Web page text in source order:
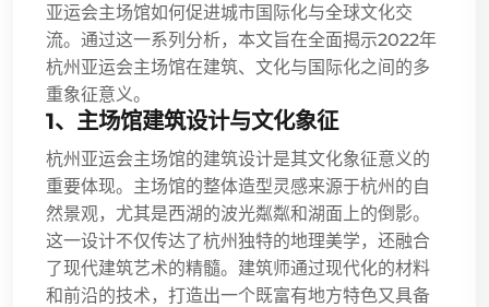
亚运会主场馆如何促进城市国际化与全球文化交
流。通过这一系列分析，本文旨在全面揭示2022年
杭州亚运会主场馆在建筑、文化与国际化之间的多
重象征意义。
1、主场馆建筑设计与文化象征
杭州亚运会主场馆的建筑设计是其文化象征意义的
重要体现。主场馆的整体造型灵感来源于杭州的自
然景观，尤其是西湖的波光粼粼和湖面上的倒影。
这一设计不仅传达了杭州独特的地理美学，还融合
了现代建筑艺术的精髓。建筑师通过现代化的材料
和前沿的技术，打造出一个既富有地方特色又具备